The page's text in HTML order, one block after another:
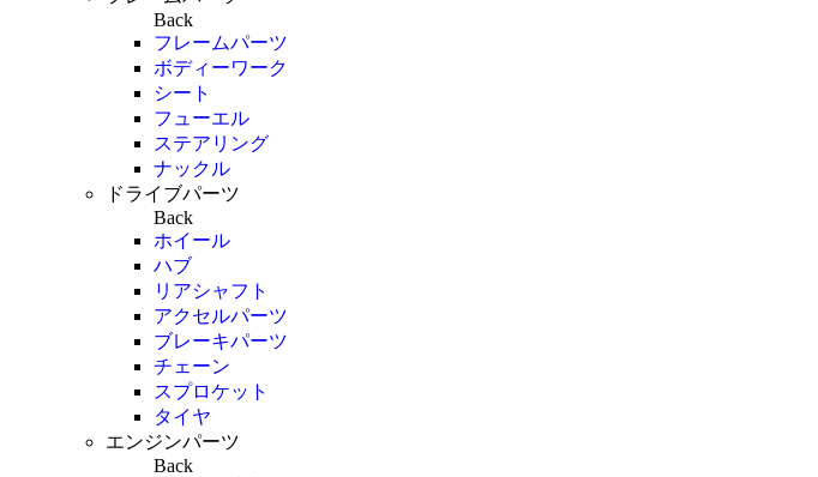
Back
フレームパーツ
ボディーワーク
シート
フューエル
ステアリング
ナックル
ドライブパーツ
Back
ホイール
ハブ
リアシャフト
アクセルパーツ
ブレーキパーツ
チェーン
スプロケット
タイヤ
エンジンパーツ
Back